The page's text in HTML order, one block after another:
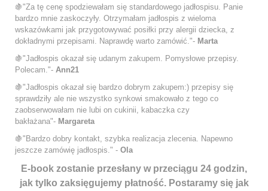
🍇"Za tę cenę spodziewałam się standardowego jadłospisu. Panie
bardzo mnie zaskoczyły. Otrzymałam jadłospis z wieloma
wskazówkami jak przygotowywać posiłki przy alergii dziecka, z
dokładnymi przepisami. Naprawdę warto zamówić."- Marta
🍇"Jadłospis okazał się udanym zakupem. Pomysłowe przepisy.
Polecam."- Ann21
🍇"Jadłospis okazał się bardzo dobrym zakupem:) przepisy się
sprawdziły ale nie wszystko synkowi smakowało z tego co
zaobserwowałam nie lubi on cukinii, kabaczka czy
bakłażana"- Margareta
🍇"Bardzo dobry kontakt, szybka realizacja zlecenia. Napewno
jeszcze zamówię jadłospis." - Ola
E-book zostanie przesłany w przeciągu 24 godzin,
jak tylko zaksięgujemy płatność. Postaramy się jak